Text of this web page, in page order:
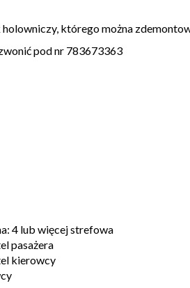
którego można
pod nr 783673363
4 lub więcej strefowa
pasażera
kierowcy